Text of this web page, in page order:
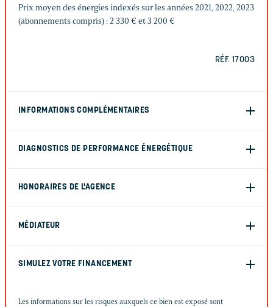
Prix moyen des énergies indexés sur les années 2021, 2022, 2023
(abonnements compris) : 2 330 € et 3 200 €
RÉF. 17003
INFORMATIONS COMPLÉMENTAIRES
DIAGNOSTICS DE PERFORMANCE ÉNERGÉTIQUE
HONORAIRES DE L'AGENCE
MÉDIATEUR
SIMULEZ VOTRE FINANCEMENT
Les informations sur les risques auxquels ce bien est exposé sont